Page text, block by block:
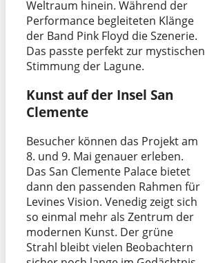
Weltraum hinein. Während der
Performance begleiteten Klänge
der Band Pink Floyd die Szenerie.
Das passte perfekt zur mystischen
Stimmung der Lagune.
Kunst auf der Insel San
Clemente
Besucher können das Projekt am
8. und 9. Mai genauer erleben.
Das San Clemente Palace bietet
dann den passenden Rahmen für
Levines Vision. Venedig zeigt sich
so einmal mehr als Zentrum der
modernen Kunst. Der grüne
Strahl bleibt vielen Beobachtern